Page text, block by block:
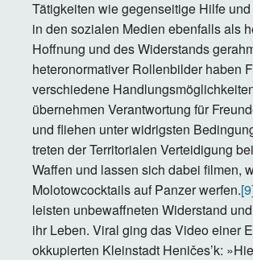
Tätigkeiten wie gegenseitige Hilfe
in den sozialen Medien ebenfalls als
Hoffnung und des Widerstands
heteronormativer Rollenbilder haben
verschiedene
übernehmen Verantwortung für
und fliehen unter widrigsten
treten der Territorialen Verteidigung
Waffen und lassen sich dabei filmen,
Molotowcocktails auf Panzer werfen.
leisten unbewaffneten Widerstand
ihr Leben. Viral ging das Video einer
okkupierten Kleinstadt Heničes’k: